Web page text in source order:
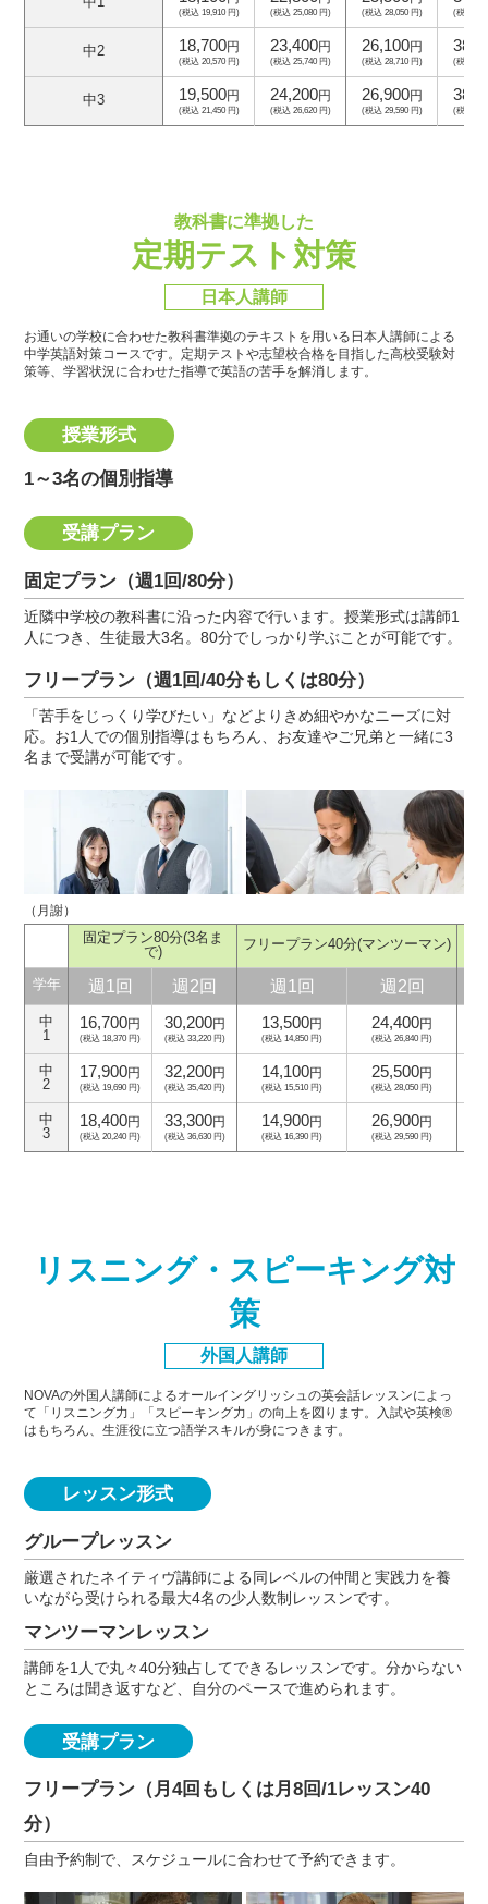
(税込 19,910 円) (税込 25,080 円) (税込 28,050 円) (税込
中2 18,700円
(税込 20,570 円)
23,400円
(税込 25,740 円)
26,100円
(税込 28,710 円) (税込
中3 19,500円
(税込 21,450 円)
24,200円
(税込 26,620 円)
26,900円
(税込 29,590 円) (税込
教科書に準拠した
定期テスト対策
日本人講師
お通いの学校に合わせた教科書準拠のテキストを用いる日本人講師による
中学英語対策コースです。 定期テストや志望校合格を目指した高校受験対
策等、学習状況に合わせた指導で英語の苦手を解消します。
授業形式
1～3名の個別指導
受講プラン
固定プラン（週1回/80分）
近隣中学校の教科書に沿った内容で行います。授業形式は講師1
人につき、生徒最大3名。80分でしっかり学ぶことが可能です。
フリープラン（週1回/40分もしくは80分）
「苦手をじっくり学びたい」などよりきめ細やかなニーズに対
応。お1人での個別指導はもちろん、お友達やご兄弟と一緒に3
名まで受講が可能です。
（月謝）
固定プラン80分(3名ま
で)
フリープラン40分(マンツーマン)
学年 週1回 週2回 週1回 週2回
中
1
16,700円
(税込 18,370 円)
30,200円
(税込 33,220 円)
13,500円
(税込 14,850 円)
24,400円
(税込 26,840 円)
中
2
17,900円
(税込 19,690 円)
32,200円
(税込 35,420 円)
14,100円
(税込 15,510 円)
25,500円
(税込 28,050 円)
中
3
18,400円
(税込 20,240 円)
33,300円
(税込 36,630 円)
14,900円
(税込 16,390 円)
26,900円
(税込 29,590 円)
リスニング・スピーキング対
策
外国人講師
NOVAの外国人講師によるオールイングリッシュの英会話レッスンによっ
て「リスニング力」「スピーキング力」の向上を図ります。入試や英検®
はもちろん、生涯役に立つ語学スキルが身につきます。
レッスン形式
グループレッスン
厳選されたネイティヴ講師による同レベルの仲間と実践力を養
いながら受けられる最大4名の少人数制レッスンです。
マンツーマンレッスン
講師を1人で丸々40分独占してできるレッスンです。分からない
ところは聞き返すなど、自分のペースで進められます。
受講プラン
フリープラン（月4回もしくは月8回/1レッスン40
分）
自由予約制で、スケジュールに合わせて予約できます。